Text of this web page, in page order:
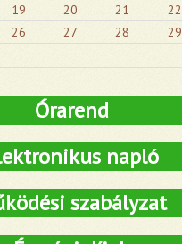
19 20 21 22
26 27 28 29
Órarend
napló
szabályzat